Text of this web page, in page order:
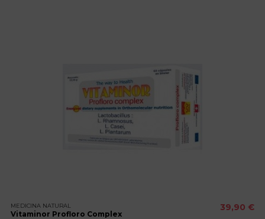
MEDICINA NATURAL
Vitaminor Profloro Complex
39,90 €